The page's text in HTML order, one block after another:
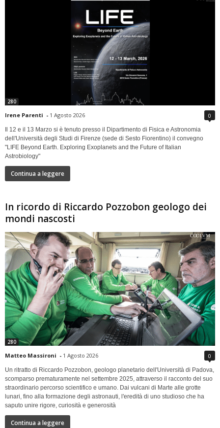
280
Irene Parenti - 1 Agosto 2026 0
Il 12 e il 13 Marzo si è tenuto presso il Dipartimento di Fisica e Astronomia
dell'Università degli Studi di Firenze (sede di Sesto Fiorentino) il convegno
"LIFE Beyond Earth. Exploring Exoplanets and the Future of Italian
Astrobiology"
Continua a leggere
In ricordo di Riccardo Pozzobon geologo dei
mondi nascosti
280
Matteo Massironi - 1 Agosto 2026 0
Un ritratto di Riccardo Pozzobon, geologo planetario dell'Università di Padova,
scomparso prematuramente nel settembre 2025, attraverso il racconto del suo
straordinario percorso scientifico e umano. Dai vulcani di Marte alle grotte
lunari, fino alla formazione degli astronauti, l'eredità di uno studioso che ha
saputo unire rigore, curiosità e generosità
Continua a leggere